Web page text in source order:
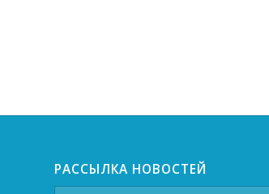
РАССЫЛКА НОВОСТЕЙ